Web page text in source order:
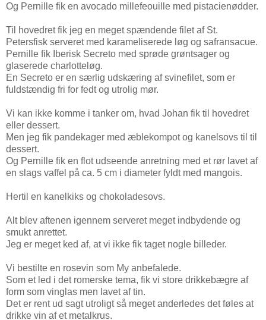
Og Pernille fik en avocado millefeouille med pistacienødder.
Til hovedret fik jeg en meget spændende filet af St.
Petersfisk serveret med karameliserede løg og safransacue.
Pernille fik Iberisk Secreto med sprøde grøntsager og
glaserede charlotteløg.
En Secreto er en særlig udskæring af svinefilet, som er
fuldstændig fri for fedt og utrolig mør.
Vi kan ikke komme i tanker om, hvad Johan fik til hovedret
eller dessert.
Men jeg fik pandekager med æblekompot og kanelsovs til til
dessert.
Og Pernille fik en flot udseende anretning med et rør lavet af
en slags vaffel på ca. 5 cm i diameter fyldt med mangois.
Hertil en kanelkiks og chokoladesovs.
Alt blev aftenen igennem serveret meget indbydende og
smukt anrettet.
Jeg er meget ked af, at vi ikke fik taget nogle billeder.
Vi bestilte en rosevin som My anbefalede.
Som et led i det romerske tema, fik vi store drikkebægre af
form som vinglas men lavet af tin.
Det er rent ud sagt utroligt så meget anderledes det føles at
drikke vin af et metalkrus.